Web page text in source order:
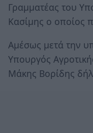
Γραμματέας του
Κασίμης ο οποίος
Αμέσως μετά την
Υπουργός
Μάκης Βορίδης